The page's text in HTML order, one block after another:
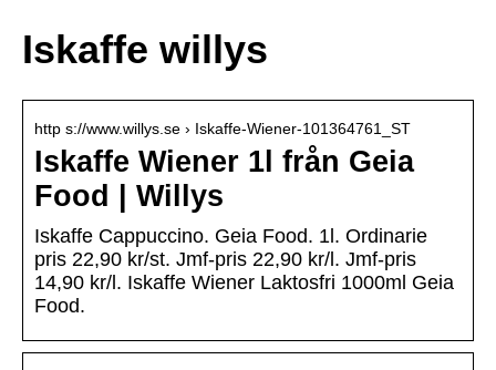
Iskaffe willys
http s://www.willys.se › Iskaffe-Wiener-101364761_ST
Iskaffe Wiener 1l från Geia
Food | Willys
Iskaffe Cappuccino. Geia Food. 1l. Ordinarie
pris 22,90 kr/st. Jmf-pris 22,90 kr/l. Jmf-pris
14,90 kr/l. Iskaffe Wiener Laktosfri 1000ml Geia
Food.